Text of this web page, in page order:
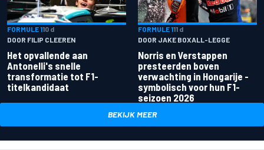
FORMULE 110 d
DOOR FILIP CLEEREN
Het opvallende aan
Antonelli's snelle
transformatie tot F1-
titelkandidaat
FORMULE 111 d
DOOR JAKE BOXALL-LEGGE
Norris en Verstappen
presteerden boven
verwachting in Hongarije -
symbolisch voor hun F1-
seizoen 2026
BEKIJK MEER